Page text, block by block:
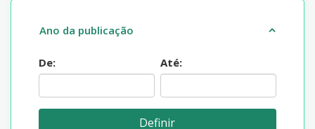
Ano da publicação
De: Até: